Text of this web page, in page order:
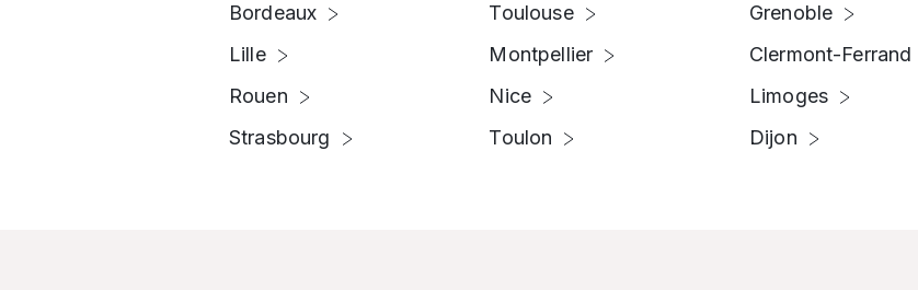
Bordeaux
Lille
Rouen
Strasbourg
Toulouse
Montpellier
Nice
Toulon
Grenoble
Clermont-Ferrand
Limoges
Dijon